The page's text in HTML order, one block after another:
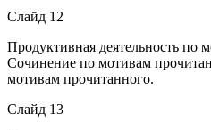
Слайд 12
Продуктивная деятельность по
Сочинение по мотивам
мотивам прочитанного.
Слайд 13